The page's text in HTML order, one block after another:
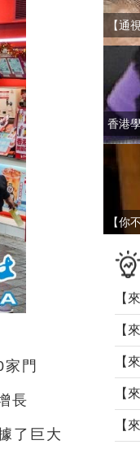
門
長
了巨大
【